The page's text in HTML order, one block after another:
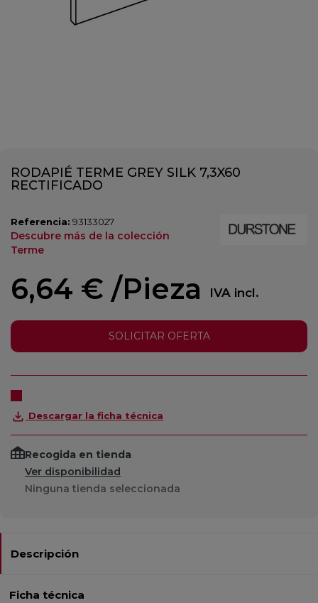
RODAPIÉ TERME GREY SILK 7,3X60
RECTIFICADO
Referencia: 93133027
Descubre más de la colección
Terme
6,64 € /Pieza IVA incl.
SOLICITAR OFERTA
Descargar la ficha técnica
Recogida en tienda
Ver disponibilidad
Ninguna tienda seleccionada
Descripción
Ficha técnica